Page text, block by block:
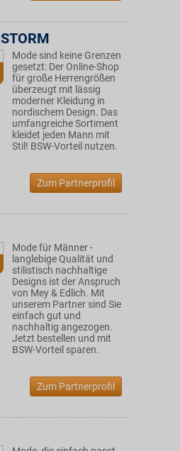
Mode sind keine Grenzen
gesetzt: Der Online-Shop
für große Herrengrößen
überzeugt mit lässig
moderner Kleidung in
nordischem Design. Das
umfangreiche Sortiment
kleidet jeden Mann mit
Stil! BSW-Vorteil nutzen.
Zum Partnerprofil
Mode für Männer -
langlebige Qualität und
stilistisch nachhaltige
Designs ist der Anspruch
von Mey & Edlich. Mit
unserem Partner sind Sie
einfach gut und
nachhaltig angezogen.
Jetzt bestellen und mit
BSW-Vorteil sparen.
Zum Partnerprofil